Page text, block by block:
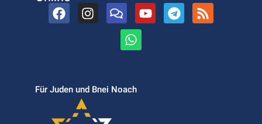
Für Juden und Bnei Noach